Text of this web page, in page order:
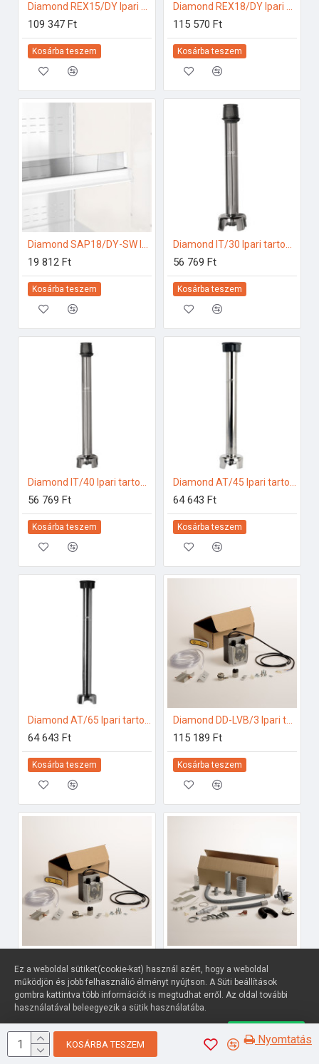
KOSÁRBA TESZEM Nyomtatás
Diamond REX15/DY Ipari hűtő kiegészítők
109 347 Ft
Kosárba teszem
Diamond REX18/DY Ipari hűtő kiegészítők
115 570 Ft
Kosárba teszem
Diamond SAP18/DY-SW Ipari hűtő kiegészítők
19 812 Ft
Kosárba teszem
Diamond IT/30 Ipari tartozékok
56 769 Ft
Kosárba teszem
Diamond IT/40 Ipari tartozékok
56 769 Ft
Kosárba teszem
Diamond AT/45 Ipari tartozékok
64 643 Ft
Kosárba teszem
Diamond AT/65 Ipari tartozékok
64 643 Ft
Kosárba teszem
Diamond DD-LVB/3 Ipari tartozékok
115 189 Ft
Kosárba teszem
145 161 Ft
Kosárba teszem
95 758 Ft
Kosárba teszem
Ez a weboldal sütiket(cookie-kat) használ azért, hogy a weboldal
működjön és jobb felhasználió élményt nyújtson. A Süti beállítások
gombra kattintva több információt is megtudhat erről. Az oldal további
használatával beleegyezik a sütik használatába.
Süti beállítások Elfogadom